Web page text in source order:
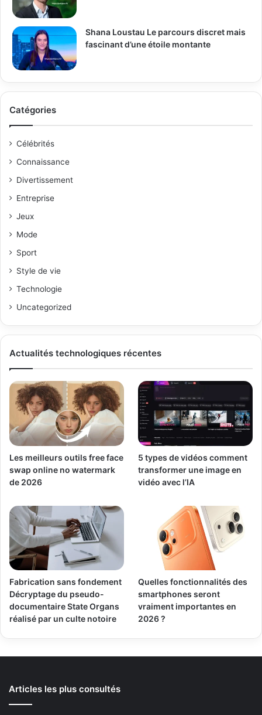
Shana Loustau Le parcours discret mais
fascinant d’une étoile montante
Catégories
Célébrités
Connaissance
Divertissement
Entreprise
Jeux
Mode
Sport
Style de vie
Technologie
Uncategorized
Actualités technologiques récentes
Les meilleurs outils free face
swap online no watermark
de 2026
5 types de vidéos comment
transformer une image en
vidéo avec l’IA
Fabrication sans fondement
Décryptage du pseudo-
documentaire State Organs
réalisé par un culte notoire
Quelles fonctionnalités des
smartphones seront
vraiment importantes en
2026 ?
Articles les plus consultés